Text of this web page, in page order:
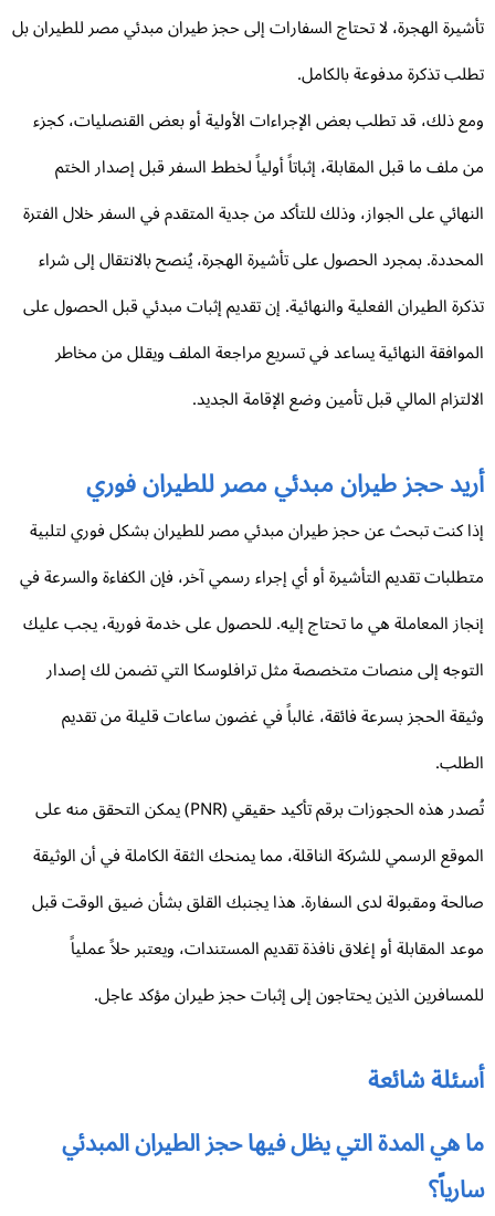
الهجرة، لا تحتاج السفارات إلى حجز طيران مبدئي مصر للطيران بل
تذكرة مدفوعة بالكامل.
ذلك، قد تطلب بعض الإجراءات الأولية أو بعض القنصليات، كجزء
ملف ما قبل المقابلة، إثباتاً أولياً لخطط السفر قبل إصدار الختم
على الجواز، وذلك للتأكد من جدية المتقدم في السفر خلال الفترة
بمجرد الحصول على تأشيرة الهجرة، يُنصح بالانتقال إلى شراء
الطيران الفعلية والنهائية. إن تقديم إثبات مبدئي قبل الحصول على
النهائية يساعد في تسريع مراجعة الملف ويقلل من مخاطر
المالي قبل تأمين وضع الإقامة الجديد.
حجز طيران مبدئي مصر للطيران فوري
كنت تبحث عن حجز طيران مبدئي مصر للطيران بشكل فوري لتلبية
تقديم التأشيرة أو أي إجراء رسمي آخر، فإن الكفاءة والسرعة في
المعاملة هي ما تحتاج إليه. للحصول على خدمة فورية، يجب عليك
إلى منصات متخصصة مثل ترافلوسكا التي تضمن لك إصدار
الحجز بسرعة فائقة، غالباً في غضون ساعات قليلة من تقديم
تُصدر هذه الحجوزات برقم تأكيد حقيقي (PNR) يمكن التحقق منه على
الرسمي للشركة الناقلة، مما يمنحك الثقة الكاملة في أن الوثيقة
ومقبولة لدى السفارة. هذا يجنبك القلق بشأن ضيق الوقت قبل
المقابلة أو إغلاق نافذة تقديم المستندات، ويعتبر حلاً عملياً
الذين يحتاجون إلى إثبات حجز طيران مؤكد عاجل.
شائعة
هي المدة التي يظل فيها حجز الطيران المبدئي